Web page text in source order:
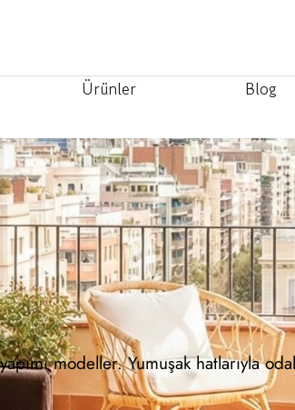
Ürünler Blog
modeller. Yumuşak hatlarıyla